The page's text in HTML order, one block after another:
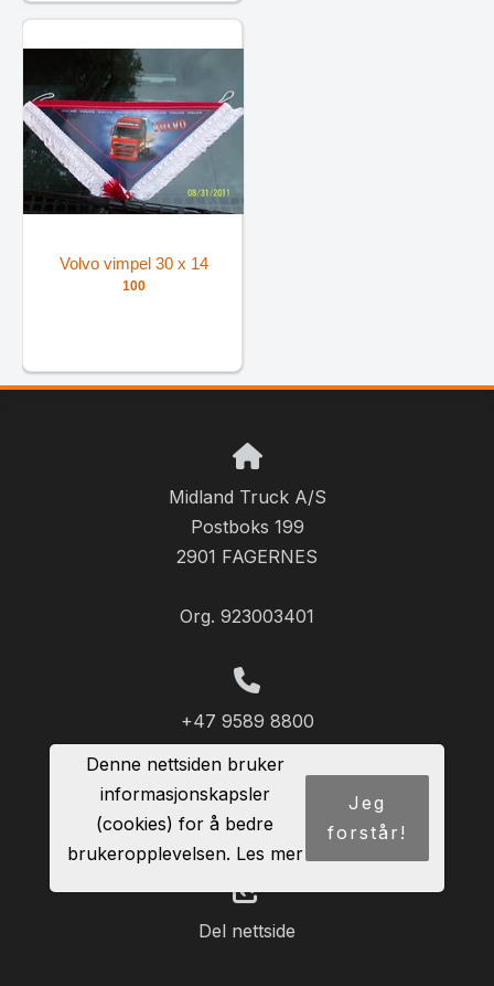
Volvo vimpel 30 x 14
100
Midland Truck A/S
Postboks 199
2901 FAGERNES
Org. 923003401
+47 9589 8800
Info@midlandtruck.no
Del nettside
Denne nettsiden bruker
informasjonskapsler
(cookies) for å bedre
brukeropplevelsen. Les mer
Jeg
forstår!